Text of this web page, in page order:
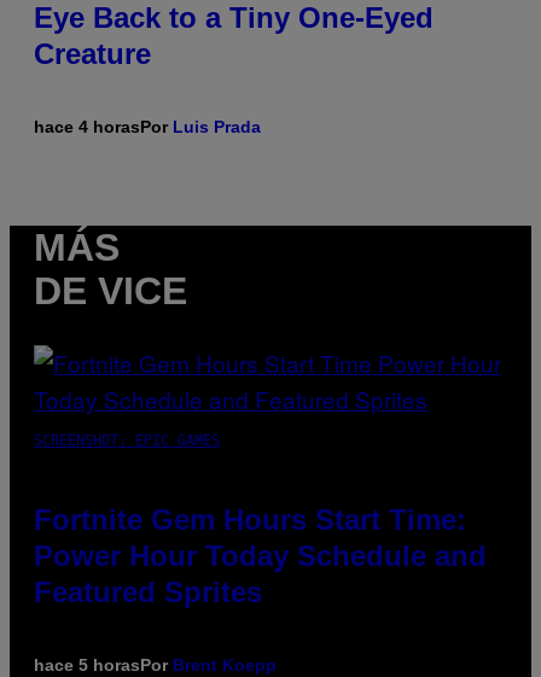
Eye Back to a Tiny One-Eyed
Creature
hace 4 horasPor Luis Prada
MÁS
DE VICE
SCREENSHOT: EPIC GAMES
Fortnite Gem Hours Start Time:
Power Hour Today Schedule and
Featured Sprites
hace 5 horasPor Brent Koepp